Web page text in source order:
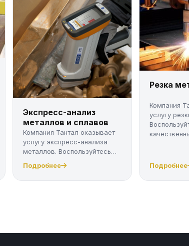
Экспресс-анализ
металлов и сплавов
Компания Тантал оказывает
услугу экспресс-анализа
металлов. Воспользуйтесь
Подробнее
Резка
Компания
услугу
Подробнее